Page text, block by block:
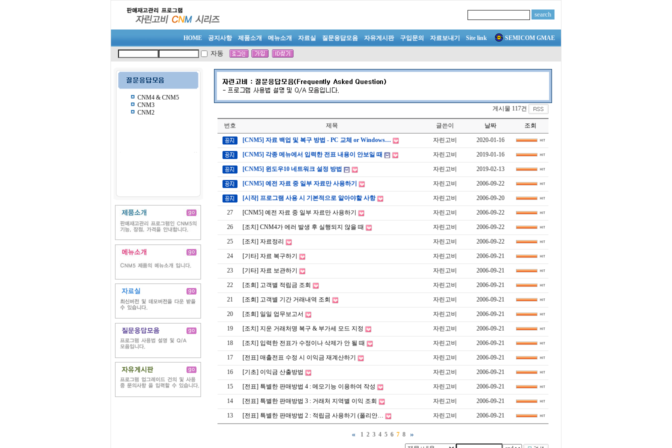
HOME 공지사항 제품소개 메뉴소개 자료실 질문응답모음 자유게시판 구입문의 자료보내기 Site link SEMICOM GMAE
자동
CNM4 & CNM5
CNM3
CNM2
게시물 117건
번호 제목 글쓴이 날짜 조회
[CNM5] 자료 백업 및 복구 방법 - PC 교체 or Windows… 자린고비 2020-01-16
[CNM5] 각종 메뉴에서 입력한 전표 내용이 안보일 때 자린고비 2019-01-16
[CNM5] 윈도우10 네트워크 설정 방법 자린고비 2019-02-13
[CNM5] 예전 자료 중 일부 자료만 사용하기 자린고비 2006-09-22
[시작] 프로그램 사용 시 기본적으로 알아야할 사항 자린고비 2006-09-20
27 [CNM5] 예전 자료 중 일부 자료만 사용하기 자린고비 2006-09-22
26 [조치] CNM4가 에러 발생 후 실행되지 않을 때 자린고비 2006-09-22
25 [조치] 자료정리 자린고비 2006-09-22
24 [기타] 자료 복구하기 자린고비 2006-09-21
23 [기타] 자료 보관하기 자린고비 2006-09-21
22 [조회] 고객별 적립금 조회 자린고비 2006-09-21
21 [조회] 고객별 기간 거래내역 조회 자린고비 2006-09-21
20 [조회] 일일 업무보고서 자린고비 2006-09-21
19 [조치] 지운 거래처명 복구 & 부가세 모드 지정 자린고비 2006-09-21
18 [조치] 입력한 전표가 수정이나 삭제가 안 될 때 자린고비 2006-09-21
17 [전표] 매출전표 수정 시 이익금 재계산하기 자린고비 2006-09-21
16 [기초] 이익금 산출방법 자린고비 2006-09-21
15 [전표] 특별한 판매방법 4 : 메모기능 이용하여 작성 자린고비 2006-09-21
14 [전표] 특별한 판매방법 3 : 거래처 지역별 이익 조회 자린고비 2006-09-21
13 [전표] 특별한 판매방법 2 : 적립금 사용하기 (폴리안… 자린고비 2006-09-21
1 2 3 4 5 6 7 8